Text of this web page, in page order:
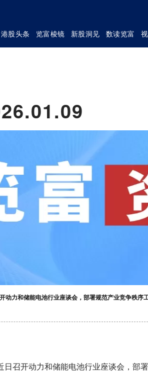
港股头条 览富棱镜 新股洞见 数读览富
动力和储能电池行业座谈会，部署规范产业竞争秩序工
日召开动力和储能电池行业座谈会，部